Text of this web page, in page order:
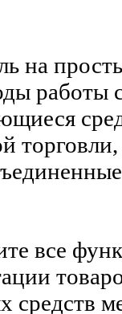
на
работы
все
средств